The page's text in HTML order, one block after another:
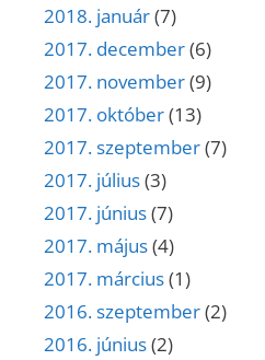
2018. január(7)
2017. december(6)
2017. november(9)
2017. október(13)
2017. szeptember(7)
2017. július(3)
2017. június(7)
2017. május(4)
2017. március(1)
2016. szeptember(2)
2016. június(2)